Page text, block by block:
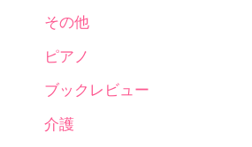
その他
ピアノ
ブックレビュー
介護